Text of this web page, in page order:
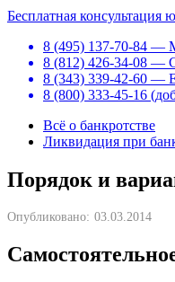
Бесплатная консультация
8 (495) 137-70-84 —
8 (812) 426-34-08 —
8 (343) 339-42-60 —
8 (800) 333-45-16
Всё о банкротстве
Ликвидация при
Порядок и
Опубликовано: 03.03.2014